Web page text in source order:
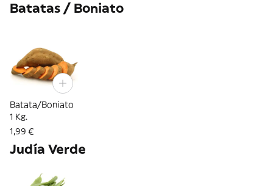
Batatas / Boniato
Batata/Boniato
1 Kg.
1,99 €
Judía Verde